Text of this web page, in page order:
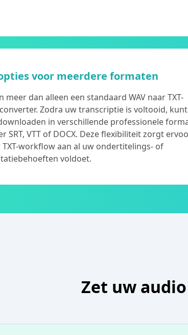
voor meerdere formaten
meer dan alleen een standaard WAV naar TXT-
Zodra uw transcriptie is voltooid,
in verschillende professionele
SRT, VTT of DOCX. Deze flexibiliteit zorgt
TXT-workflow aan al uw ondertitelings- of
voldoet.
Zet uw